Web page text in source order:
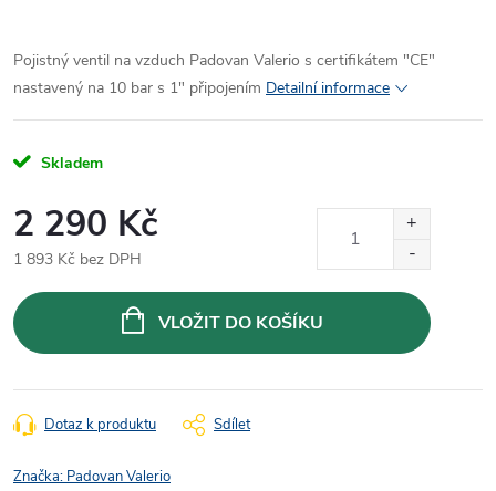
Pojistný ventil na vzduch Padovan Valerio s certifikátem "CE"
nastavený na 10 bar s 1" připojením Detailní informace
Skladem
2 290 Kč
1 893 Kč bez DPH
cena:
VLOŽIT DO KOŠÍKU
Dotaz k produktu Sdílet
Značka: Padovan Valerio